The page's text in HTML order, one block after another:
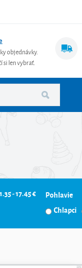
objednávky.
si len vybrať.
1.35 - 17.45 €
Pohlavie
Chlapci